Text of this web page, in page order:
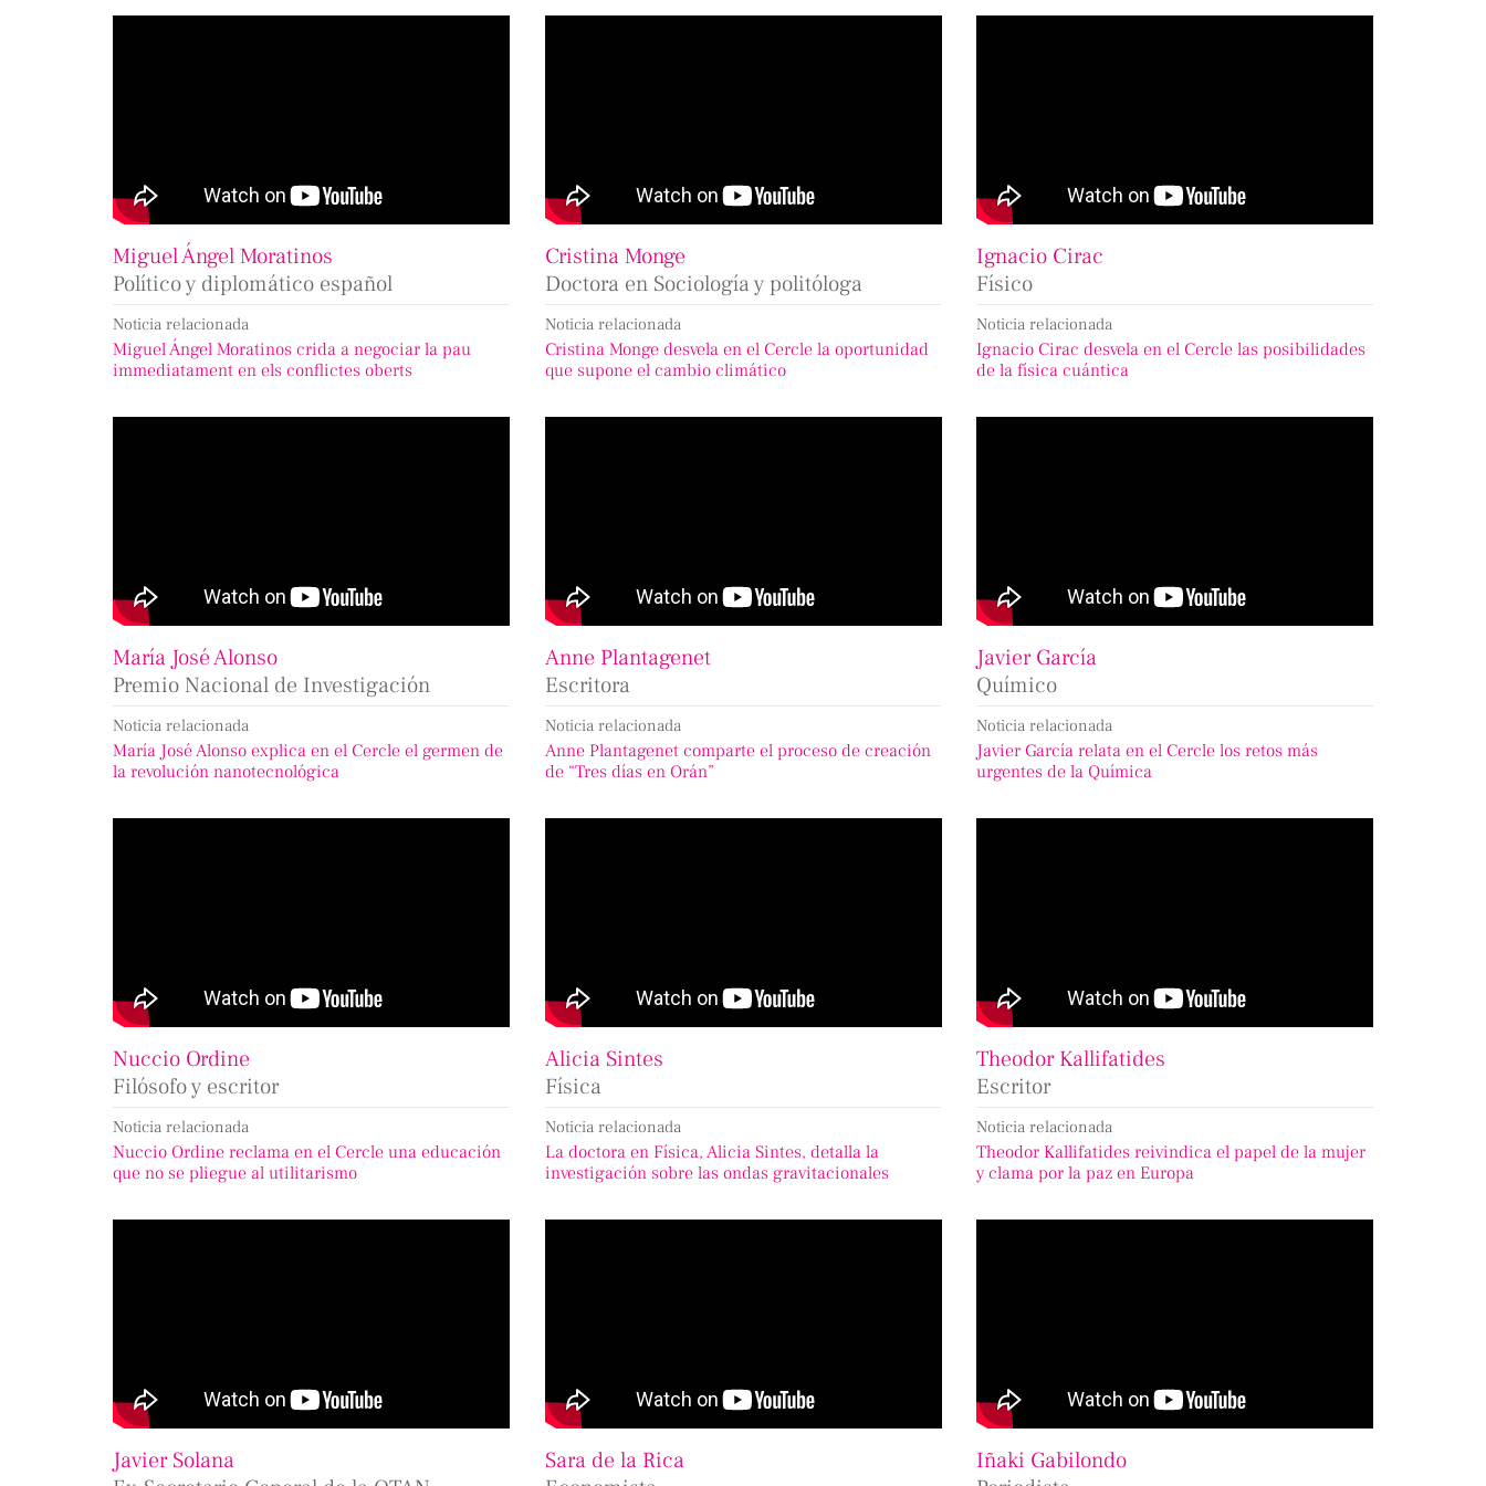
Miguel Ángel Moratinos
Político y diplomático español
Noticia relacionada
Miguel Ángel Moratinos crida a negociar la pau
immediatament en els conflictes oberts
Cristina Monge
Doctora en Sociología y politóloga
Noticia relacionada
Cristina Monge desvela en el Cercle la oportunidad
que supone el cambio climático
Ignacio Cirac
Físico
Noticia relacionada
Ignacio Cirac desvela en el Cercle las posibilidades
de la física cuántica
María José Alonso
Premio Nacional de Investigación
Noticia relacionada
María José Alonso explica en el Cercle el germen de
la revolución nanotecnológica
Anne Plantagenet
Escritora
Noticia relacionada
Anne Plantagenet comparte el proceso de creación
de “Tres días en Orán”
Javier García
Químico
Noticia relacionada
Javier García relata en el Cercle los retos más
urgentes de la Química
Nuccio Ordine
Filósofo y escritor
Noticia relacionada
Nuccio Ordine reclama en el Cercle una educación
que no se pliegue al utilitarismo
Alicia Sintes
Física
Noticia relacionada
La doctora en Física, Alicia Sintes, detalla la
investigación sobre las ondas gravitacionales
Theodor Kallifatides
Escritor
Noticia relacionada
Theodor Kallifatides reivindica el papel de la mujer
y clama por la paz en Europa
Javier Solana
Sara de la Rica
Iñaki Gabilondo